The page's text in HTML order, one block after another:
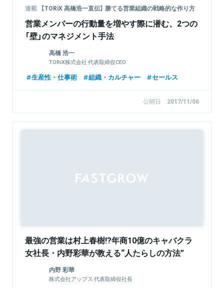
連載 【TORiX 高橋浩一直伝】 勝てる営業組織の戦略的な作り方
営業メンバーの行動量を増やす際に潜む、2つの
「壁」のマネジメント手法
高橋 浩一
TORiX株式会社 代表取締役CEO
生産性・仕事術 組織・カルチャー セールス
公開日 2017/11/06
最強の営業は村上春樹!?年商10億のキャバクラ
女社長・内野彩華が教える“人たらしの方法”
内野 彩華
株式会社アップス 代表取締役社長